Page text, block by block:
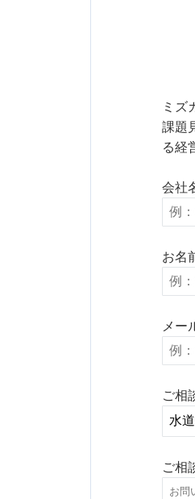
ミズ
課題
る経
会社
お名
メー
ご相
ご相